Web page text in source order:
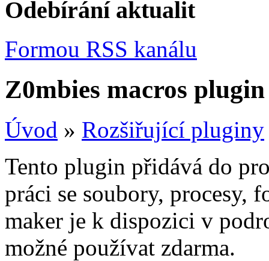
Odebírání aktualit
Formou RSS kanálu
Z0mbies macros
Úvod » Rozšiřující pluginy
Tento plugin přidává do
práci se soubory, procesy,
maker je k dispozici v
možné používat zdarma.